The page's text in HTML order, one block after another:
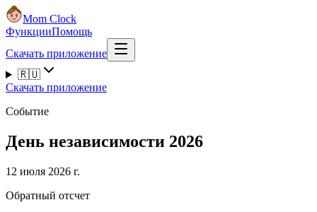
Mom Clock
ФункцииПомощь
Скачать приложение
🇷🇺
Скачать приложение
Событие
День независимости 2026
12 июля 2026 г.
Обратный отсчет